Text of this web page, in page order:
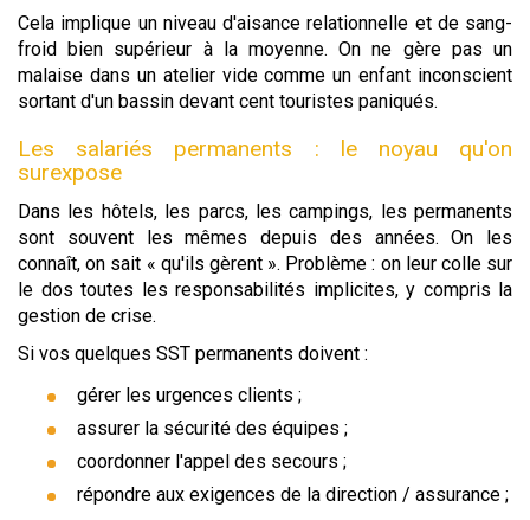
Cela implique un niveau d'aisance relationnelle et de sang-
froid bien supérieur à la moyenne. On ne gère pas un
malaise dans un atelier vide comme un enfant inconscient
sortant d'un bassin devant cent touristes paniqués.
Les salariés permanents : le noyau qu'on
surexpose
Dans les hôtels, les parcs, les campings, les permanents
sont souvent les mêmes depuis des années. On les
connaît, on sait « qu'ils gèrent ». Problème : on leur colle sur
le dos toutes les responsabilités implicites, y compris la
gestion de crise.
Si vos quelques SST permanents doivent :
gérer les urgences clients ;
assurer la sécurité des équipes ;
coordonner l'appel des secours ;
répondre aux exigences de la direction / assurance ;